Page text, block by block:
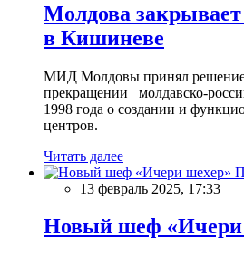
Молдова
в Кишиневе
МИД Молдовы принял решение
прекращении молдавско-
1998 года о создании и
центров.
Читать далее
13 февраль 2025, 17:33
Новый шеф «Ичери